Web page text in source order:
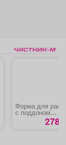
Форма для
с поддоном
«Агроном»278